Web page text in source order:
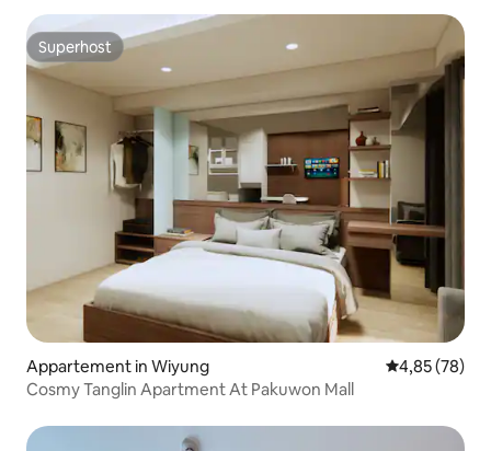
Superhost
Superhost
Appartement in Wiyung Gemiddelde
4,85 (78)
Cosmy Tanglin Apartment At Pakuwon Mall